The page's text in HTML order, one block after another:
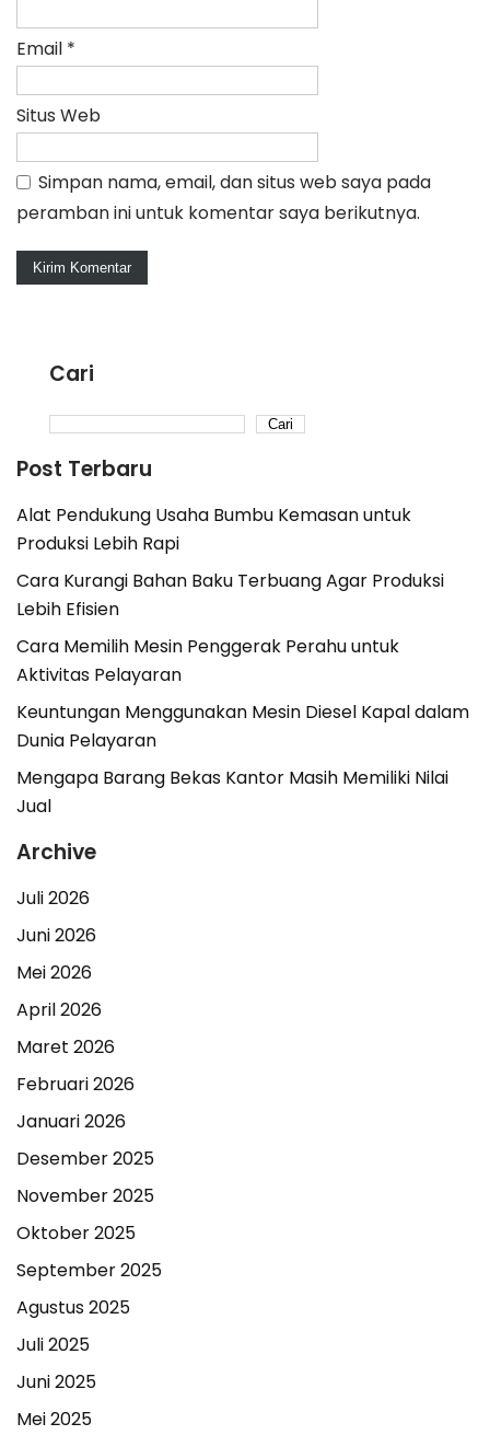
Email *
Situs Web
Simpan nama, email, dan situs web saya pada
peramban ini untuk komentar saya berikutnya.
Cari
Cari
Post Terbaru
Alat Pendukung Usaha Bumbu Kemasan untuk
Produksi Lebih Rapi
Cara Kurangi Bahan Baku Terbuang Agar Produksi
Lebih Efisien
Cara Memilih Mesin Penggerak Perahu untuk
Aktivitas Pelayaran
Keuntungan Menggunakan Mesin Diesel Kapal dalam
Dunia Pelayaran
Mengapa Barang Bekas Kantor Masih Memiliki Nilai
Jual
Archive
Juli 2026
Juni 2026
Mei 2026
April 2026
Maret 2026
Februari 2026
Januari 2026
Desember 2025
November 2025
Oktober 2025
September 2025
Agustus 2025
Juli 2025
Juni 2025
Mei 2025